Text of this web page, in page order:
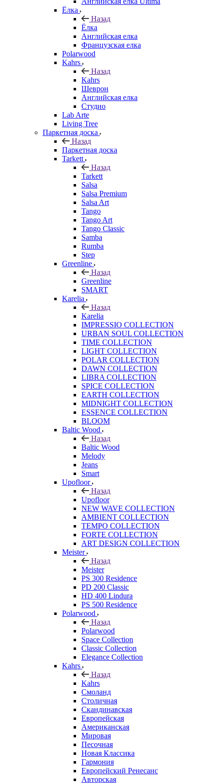
Ёлка
Назад
Ёлка
Английская елка
Французская елка
Polarwood
Kahrs
Назад
Kahrs
Шеврон
Английская елка
Студио
Lab Arte
Living Tree
Паркетная доска
Назад
Паркетная доска
Tarkett
Назад
Tarkett
Salsa
Salsa Premium
Salsa Art
Tango
Tango Art
Tango Classic
Samba
Rumba
Step
Greenline
Назад
Greenline
SMART
Karelia
Назад
Karelia
IMPRESSIO COLLECTION
URBAN SOUL COLLECTION
TIME COLLECTION
LIGHT COLLECTION
POLAR COLLECTION
DAWN COLLECTION
LIBRA COLLECTION
SPICE COLLECTION
EARTH COLLECTION
MIDNIGHT COLLECTION
ESSENCE COLLECTION
BLOOM
Baltic Wood
Назад
Baltic Wood
Melody
Jeans
Smart
Upofloor
Назад
Upofloor
NEW WAVE COLLECTION
AMBIENT COLLECTION
TEMPO COLLECTION
FORTE COLLECTION
ART DESIGN COLLECTION
Meister
Назад
Meister
PS 300 Residence
PD 200 Classic
HD 400 Lindura
PS 500 Residence
Polarwood
Назад
Polarwood
Space Collection
Classic Collection
Elegance Collection
Kahrs
Назад
Kahrs
Смоланд
Столичная
Скандинавская
Европейская
Американская
Мировая
Песочная
Новая Классика
Гармония
Европейский Ренесанс
Авторская